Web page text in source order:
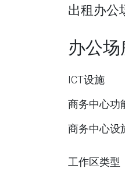
出租办公
办公
ICT设施
商务中心功
商务中心设
工作区类型